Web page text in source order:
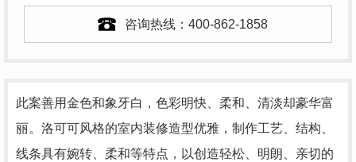
咨询热线： 400-862-1858
此案善用金色和象牙白，色彩明快、柔和、清淡却豪华富
丽。洛可可风格的室内装修造型优雅，制作工艺、结构、
线条具有婉转、柔和等特点，以创造轻松、明朗、亲切的